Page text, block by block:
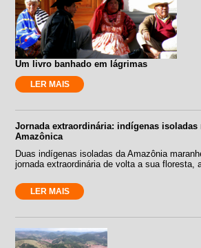
Um livro banhado em lágrimas
LER MAIS
Jornada extraordinária: indígenas isoladas
Amazônica
Duas indígenas isoladas da Amazônia
jornada extraordinária de volta a sua floresta,
LER MAIS